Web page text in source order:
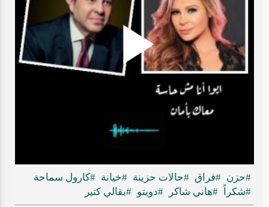
Play
#حزن #فراق #حالات حزينة #خيانة #كارول سماحة
#شكراً
#هاني شاكر #دويتو #بقالي كتير